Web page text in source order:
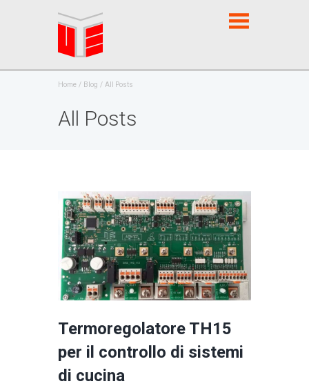
Home Blog All Posts
All Posts
Termoregolatore TH15
per il controllo di sistemi
di cucina